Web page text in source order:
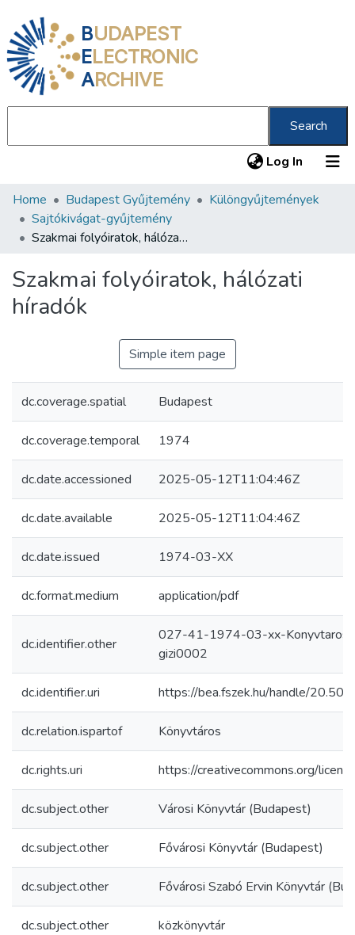
BUDAPEST
ELECTRONIC
ARCHIVE
Search
Log In (current)
Communities & Collections
All of DSpace
About us
Home Budapest Gyűjtemény
Különgyűjtemények
Sajtókivágat-gyűjtemény
Szakmai folyóiratok, hálózati híradók
Szakmai folyóiratok, hálózati
híradók
Simple item page
dc.coverage.spatial Budapest
dc.coverage.temporal 1974
dc.date.accessioned 2025-05-12T11:04:46Z
dc.date.available 2025-05-12T11:04:46Z
dc.date.issued 1974-03-XX
dc.format.medium application/pdf
dc.identifier.other
027-41-1974-03-xx-
gizi0002
dc.identifier.uri https://bea.fszek.hu/handle/
dc.relation.ispartof Könyvtáros
dc.rights.uri https://creativecommons.org/
dc.subject.other Városi Könyvtár (Budapest)
dc.subject.other Fővárosi Könyvtár (Budapest)
dc.subject.other Fővárosi Szabó Ervin Könyvtár
dc.subject.other közkönyvtár